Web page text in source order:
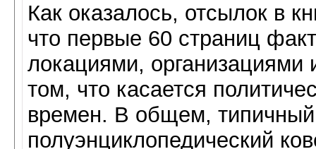
Как оказалось, отсылок в
что первые 60 страниц
локациями, организациями
том, что касается
времен. В общем,
полуэнциклопедический